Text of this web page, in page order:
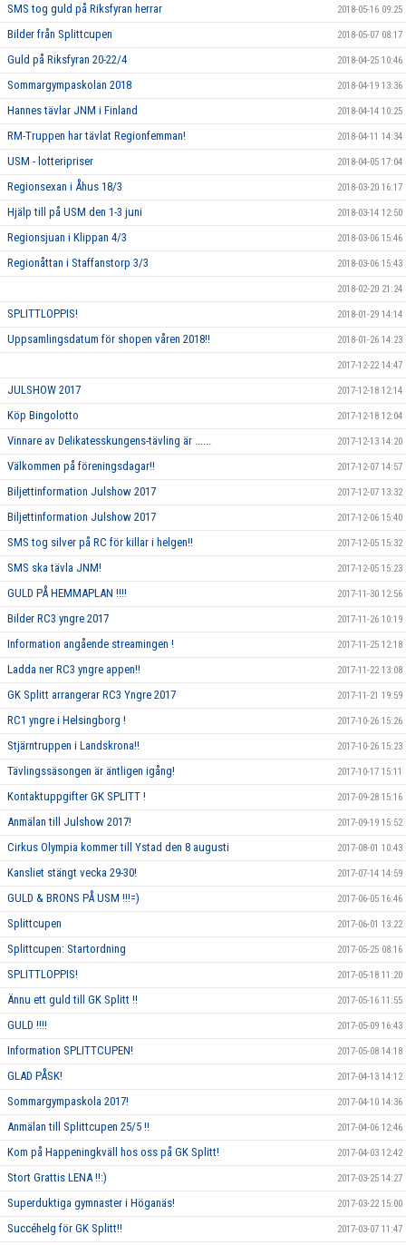
SMS tog guld på Riksfyran herrar 2018-05-16 09:25
Bilder från Splittcupen 2018-05-07 08:17
Guld på Riksfyran 20-22/4 2018-04-25 10:46
Sommargympaskolan 2018 2018-04-19 13:36
Hannes tävlar JNM i Finland 2018-04-14 10:25
RM-Truppen har tävlat Regionfemman! 2018-04-11 14:34
USM - lotteripriser 2018-04-05 17:04
Regionsexan i Åhus 18/3 2018-03-20 16:17
Hjälp till på USM den 1-3 juni 2018-03-14 12:50
Regionsjuan i Klippan 4/3 2018-03-06 15:46
Regionåttan i Staffanstorp 3/3 2018-03-06 15:43
2018-02-20 21:24
SPLITTLOPPIS! 2018-01-29 14:14
Uppsamlingsdatum för shopen våren 2018!! 2018-01-26 14:23
2017-12-22 14:47
JULSHOW 2017 2017-12-18 12:14
Köp Bingolotto 2017-12-18 12:04
Vinnare av Delikatesskungens-tävling är ...... 2017-12-13 14:20
Välkommen på föreningsdagar!! 2017-12-07 14:57
Biljettinformation Julshow 2017 2017-12-07 13:32
Biljettinformation Julshow 2017 2017-12-06 15:40
SMS tog silver på RC för killar i helgen!! 2017-12-05 15:32
SMS ska tävla JNM! 2017-12-05 15:23
GULD PÅ HEMMAPLAN !!!! 2017-11-30 12:56
Bilder RC3 yngre 2017 2017-11-26 10:19
Information angående streamingen ! 2017-11-25 12:18
Ladda ner RC3 yngre appen!! 2017-11-22 13:08
GK Splitt arrangerar RC3 Yngre 2017 2017-11-21 19:59
RC1 yngre i Helsingborg ! 2017-10-26 15:26
Stjärntruppen i Landskrona!! 2017-10-26 15:23
Tävlingssäsongen är äntligen igång! 2017-10-17 15:11
Kontaktuppgifter GK SPLITT ! 2017-09-28 15:16
Anmälan till Julshow 2017! 2017-09-19 15:52
Cirkus Olympia kommer till Ystad den 8 augusti 2017-08-01 10:43
Kansliet stängt vecka 29-30! 2017-07-14 14:59
GULD & BRONS PÅ USM !!!=) 2017-06-05 16:46
Splittcupen 2017-06-01 13:22
Splittcupen: Startordning 2017-05-25 08:16
SPLITTLOPPIS! 2017-05-18 11:20
Ännu ett guld till GK Splitt !! 2017-05-16 11:55
GULD !!!! 2017-05-09 16:43
Information SPLITTCUPEN! 2017-05-08 14:18
GLAD PÅSK! 2017-04-13 14:12
Sommargympaskola 2017! 2017-04-10 14:36
Anmälan till Splittcupen 25/5 !! 2017-04-06 12:46
Kom på Happeningkväll hos oss på GK Splitt! 2017-04-03 12:42
Stort Grattis LENA !!:) 2017-03-25 14:27
Superduktiga gymnaster i Höganäs! 2017-03-22 15:00
Succéhelg för GK Splitt!! 2017-03-07 11:47